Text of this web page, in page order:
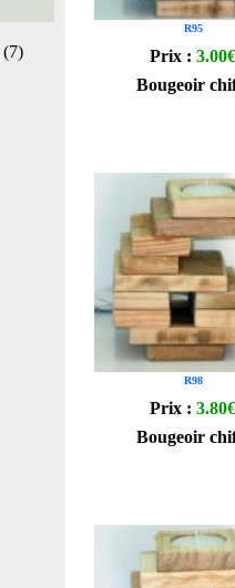
(7)
R95
Prix : 3.00€
Bougeoir
R98
Prix : 3.80€
Bougeoir